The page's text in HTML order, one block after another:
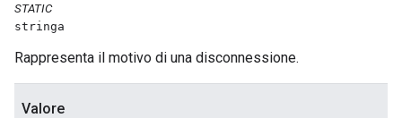
STATIC
stringa
Rappresenta il motivo di una disconnessione.
Valore